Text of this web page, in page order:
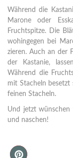
Während die
Marone oder
Fruchtspitze. Die
wohingegen bei
zieren. Auch an der
der Kastanie,
Während die
mit Stacheln besetzt
feinen Stacheln.
Und jetzt wünschen
und naschen!